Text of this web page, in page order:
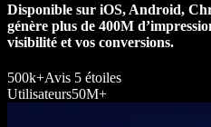
Disponible sur iOS, Android,
génère plus de 400M
visibilité et vos conversions.
500k+Avis 5 étoiles
Utilisateurs50M+